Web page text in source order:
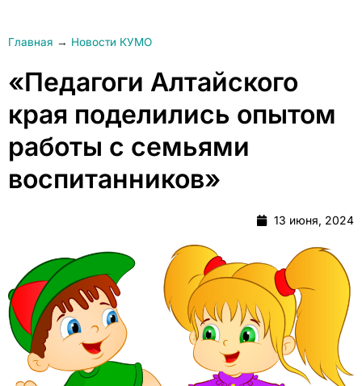
Главная → Новости КУМО
«Педагоги Алтайского
края поделились опытом
работы с семьями
воспитанников»
13 июня, 2024